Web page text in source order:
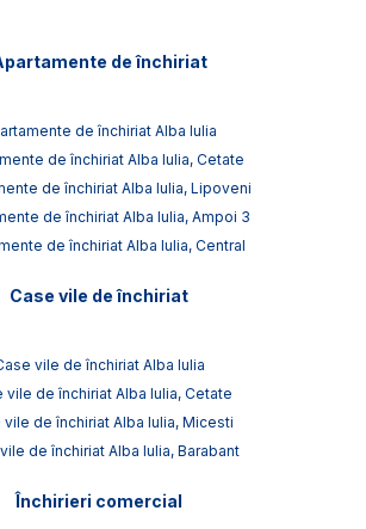
de închiriat
de închiriat Alba Iulia
de închiriat Alba Iulia, Cetate
de închiriat Alba Iulia, Lipoveni
de închiriat Alba Iulia, Ampoi 3
de închiriat Alba Iulia, Central
Case vile de închiriat
vile de închiriat Alba Iulia
vile de închiriat Alba Iulia, Cetate
vile de închiriat Alba Iulia, Micesti
de închiriat Alba Iulia, Barabant
Închirieri comercial